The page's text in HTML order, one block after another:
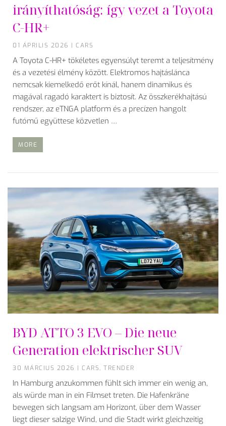
irányíthatóság: így vezet a Toyota
C-HR+
01 ÁPRILIS 2026 | CARS
A Toyota C-HR+ tökéletes egyensúlyt teremt a teljesítmény
és a vezetési élmény között. Elektromos hajtáslánca
nemcsak kiemelkedő erőt kínál, hanem dinamikus és
magával ragadó karaktert is biztosít. Az összkerékhajtású
rendszer, az eTNGA platform és a precízen hangolt
futómű együttese közvetlen …
MORE
BYD ATTO 3 EVO – Die neue
Generation elektrischer SUV
30 MÁRCIUS 2026 | CARS, TRENDER
In Hamburg anzukommen fühlt sich immer ein wenig an,
als würde man in ein Filmset treten. Die Hafenkräne
bewegen sich langsam am Horizont, über dem Wasser
liegt dieser salzige Wind, und die Stadt wirkt gleichzeitig